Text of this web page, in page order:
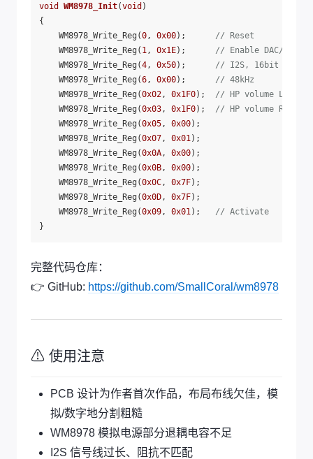
void WM8978_Init(void )
{
    WM8978_Write_Reg(
0, 0x00); // Reset
    WM8978_Write_Reg(
1, 0x1E); // Enable DAC/ADC
    WM8978_Write_Reg(
4, 0x50); // I2S, 16bit
    WM8978_Write_Reg(
6, 0x00); // 48kHz
    WM8978_Write_Reg(
0x02, 0x1F0); // HP volume L
    WM8978_Write_Reg(
0x03, 0x1F0); // HP volume R
    WM8978_Write_Reg(
0x05, 0x00);
    WM8978_Write_Reg(
0x07, 0x01);
    WM8978_Write_Reg(
0x0A, 0x00);
    WM8978_Write_Reg(
0x0B, 0x00);
    WM8978_Write_Reg(
0x0C, 0x7F);
    WM8978_Write_Reg(
0x0D, 0x7F);
    WM8978_Write_Reg(
0x09, 0x01); // Activate
完整代码仓库：
👉 GitHub: https://github.com/SmallCoral/wm8978
⚠ 使用注意
PCB 设计为作者首次作品，布局布线欠佳，模
拟/数字地分割粗糙
WM8978 模拟电源部分退耦电容不足
I2S 信号线过长、阻抗不匹配